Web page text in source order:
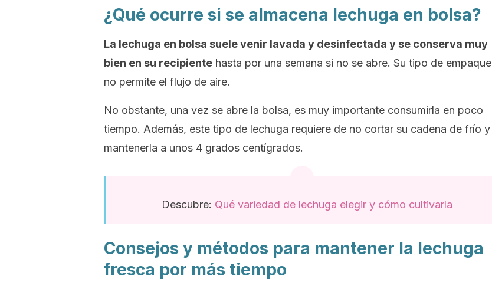
¿Qué ocurre si se almacena lechuga en bolsa?
La lechuga en bolsa suele venir lavada y desinfectada y se conserva muy
bien en su recipiente hasta por una semana si no se abre. Su tipo de empaque
no permite el flujo de aire.
No obstante, una vez se abre la bolsa, es muy importante consumirla en poco
tiempo. Además, este tipo de lechuga requiere de no cortar su cadena de frío y
mantenerla a unos 4 grados centígrados.
Descubre: Qué variedad de lechuga elegir y cómo cultivarla
Consejos y métodos para mantener la lechuga
fresca por más tiempo